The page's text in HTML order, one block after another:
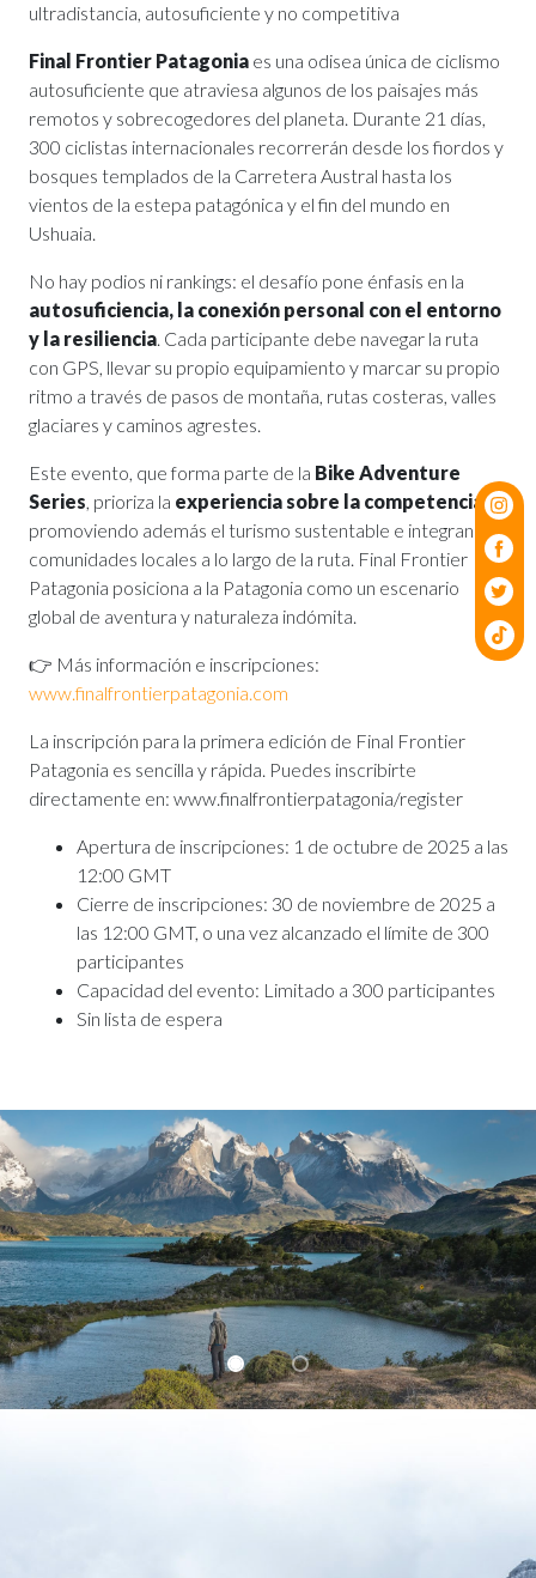
ultradistancia, autosuficiente y no competitiva
Final Frontier Patagoniaes una odisea única de ciclismo
autosuficiente que atraviesa algunos de los paisajes más
remotos y sobrecogedores del planeta. Durante 21 días,
300 ciclistas internacionales recorrerán desde los fiordos y
bosques templados de la Carretera Austral hasta los
vientos de la estepa patagónica y el fin del mundo en
Ushuaia.
No hay podios ni rankings: el desafío pone énfasis en la
autosuficiencia, la conexión personal con el entorno
y la resiliencia. Cada participante debe navegar la ruta
con GPS, llevar su propio equipamiento y marcar su propio
ritmo a través de pasos de montaña, rutas costeras, valles
glaciares y caminos agrestes.
Este evento, que forma parte de la Bike Adventure
Series, prioriza la experiencia sobre la competencia ,
promoviendo además el turismo sustentable e integrando a
comunidades locales a lo largo de la ruta. Final Frontier
Patagonia posiciona a la Patagonia como un escenario
global de aventura y naturaleza indómita.
👉 Más información e inscripciones:
www.finalfrontierpatagonia.com
La inscripción para la primera edición de Final Frontier
Patagonia es sencilla y rápida. Puedes inscribirte
directamente en: www.finalfrontierpatagonia/register
Apertura de inscripciones: 1 de octubre de 2025 a las
12:00 GMT
Cierre de inscripciones: 30 de noviembre de 2025 a
las 12:00 GMT, o una vez alcanzado el límite de 300
participantes
Capacidad del evento: Limitado a 300 participantes
Sin lista de espera